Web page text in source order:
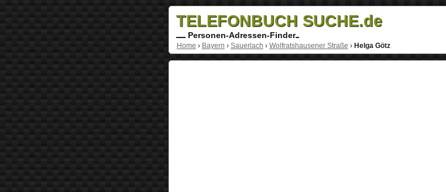
TELEFONBUCH SUCHE.de
Personen-Adressen-Finder
Home › Bayern › Sauerlach › Wolfratshausener Straße › Helga Götz